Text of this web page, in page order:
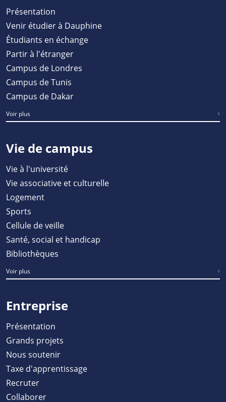
Présentation
Venir étudier à Dauphine
Étudiants en échange
Partir à l'étranger
Campus de Londres
Campus de Tunis
Campus de Dakar
Voir plus
Vie de campus
Vie à l'université
Vie associative et culturelle
Logement
Sports
Cellule de veille
Santé, social et handicap
Bibliothèques
Voir plus
Entreprise
Présentation
Grands projets
Nous soutenir
Taxe d'apprentissage
Recruter
Collaborer